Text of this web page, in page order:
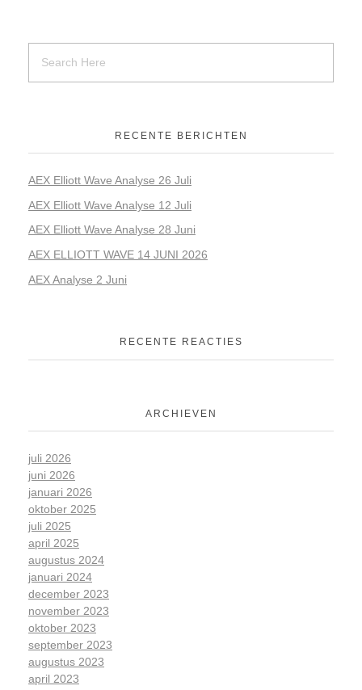
RECENTE BERICHTEN
AEX Elliott Wave Analyse 26 Juli
AEX Elliott Wave Analyse 12 Juli
AEX Elliott Wave Analyse 28 Juni
AEX ELLIOTT WAVE 14 JUNI 2026
AEX Analyse 2 Juni
RECENTE REACTIES
ARCHIEVEN
juli 2026
juni 2026
januari 2026
oktober 2025
juli 2025
april 2025
augustus 2024
januari 2024
december 2023
november 2023
oktober 2023
september 2023
augustus 2023
april 2023